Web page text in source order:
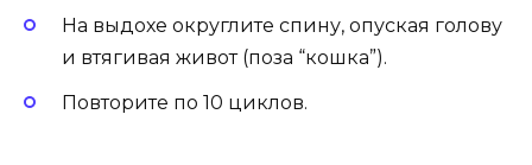
На выдохе округлите спину, опуская голову
и втягивая живот (поза “кошка”).
Повторите по 10 циклов.